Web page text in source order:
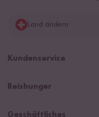
Land ändern
Deutschland
Niederlande
Kundenservice
Help Center & FAQ
Zahlarten
Reishunger
Newsletter
Geschäftliches